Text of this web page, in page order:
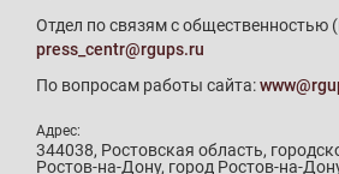
Отдел по связям с общественностью
press_centr@rgups.ru
По вопросам работы сайта:
Адрес:
344038, Ростовская область,
Ростов-на-Дону, город Ростов-на-